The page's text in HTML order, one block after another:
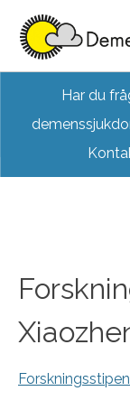
content
Har du